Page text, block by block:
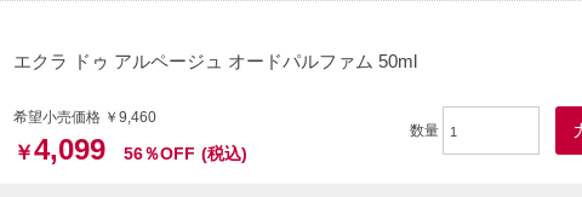
エクラ ドゥ アルページュ オードパルファム 50ml
希望小売価格 ￥9,460
￥4,099 56％OFF (税込)
数量